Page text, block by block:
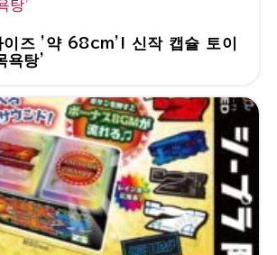
이즈 '약 68cm'! 신작 캡슐 토이
욕탕'